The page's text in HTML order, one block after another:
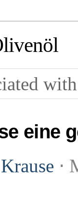
eine
⋅